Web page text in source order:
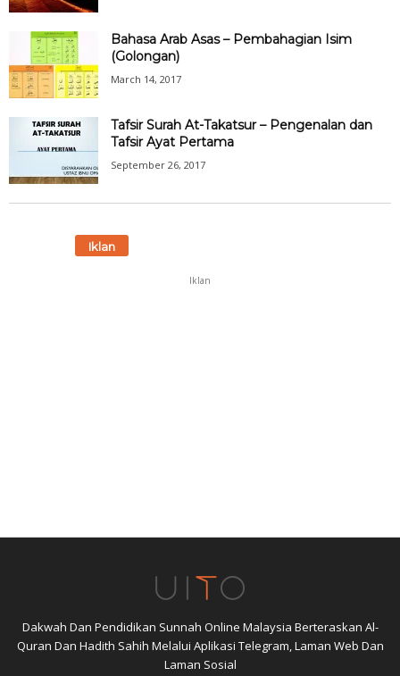
Bahasa Arab Asas – Pembahagian Isim
(Golongan)
March 14, 2017
Tafsir Surah At-Takatsur – Pengenalan dan
Tafsir Ayat Pertama
September 26, 2017
Iklan
Iklan
Dakwah Dan Pendidikan Sunnah Online Malaysia Berteraskan Al-
Quran Dan Hadith Sahih Melalui Aplikasi Telegram, Laman Web Dan
Laman Sosial